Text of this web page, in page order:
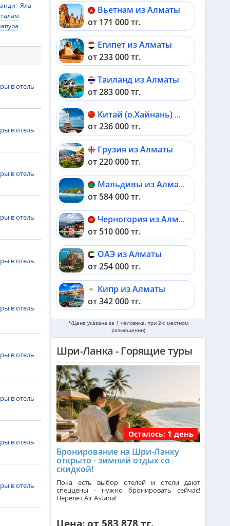
Яла
в отель
в отель
в отель
в отель
в отель
в отель
в отель
в отель
в отель
в отель
Вьетнам из Алматы
от 171 000 тг.
Египет из Алматы
от 233 000 тг.
Таиланд из Алматы
от 283 000 тг.
Китай (о.Хайнань) из Алматы
от 236 000 тг.
Грузия из Алматы
от 220 000 тг.
Мальдивы из Алматы
от 584 000 тг.
Черногория из Алматы
от 510 000 тг.
ОАЭ из Алматы
от 254 000 тг.
Кипр из Алматы
от 342 000 тг.
Катар из Алматы
от 311 000 тг.
от 743 000 тг.
от 367 000 тг.
Индия (ГОА) из Алматы
Италия из Алматы
Чехия из Алматы
*(Цена указана за 1 человека, при 2-х местном
размещении)
Шри-Ланка - Горящие туры
Осталось: 1 день
Бронирование на Шри-Ланку
открыто - зимний отдых со
скидкой!
Пока есть выбор отелей и отели дают
спеццены - нужно бронировать сейчас!
Перелет Air Astana!